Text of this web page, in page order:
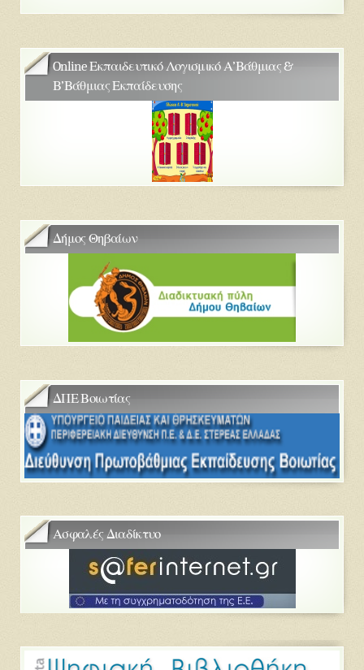
Online Εκπαιδευτικό Λογισμικό Α’Βάθμιας &
Β’Βάθμιας Εκπαίδευσης
Δήμος Θηβαίων
ΔΠΕ Βοιωτίας
Ασφαλές Διαδίκτυο